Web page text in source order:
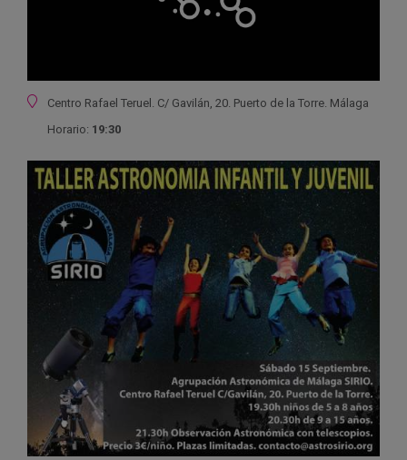
Ubicación
Centro Rafael Teruel. C/ Gavilán, 20. Puerto de la Torre. Málaga
Horario: 19:30